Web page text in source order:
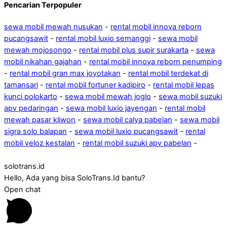
Pencarian Terpopuler
sewa mobil mewah nusukan - rental mobil innova reborn
pucangsawit - rental mobil luxio semanggi - sewa mobil
mewah mojosongo - rental mobil plus supir surakarta - sewa
mobil nikahan gajahan - rental mobil innova reborn penumping
- rental mobil gran max joyotakan - rental mobil terdekat di
tamansari - rental mobil fortuner kadipiro - rental mobil lepas
kunci polokarto - sewa mobil mewah joglo - sewa mobil suzuki
apv pedaringan - sewa mobil luxio jayengan - rental mobil
mewah pasar kliwon - sewa mobil calya pabelan - sewa mobil
sigra solo balapan - sewa mobil luxio pucangsawit - rental
mobil veloz kestalan - rental mobil suzuki apv pabelan -
solotrans.id
Hello, Ada yang bisa SoloTrans.Id bantu?
Open chat